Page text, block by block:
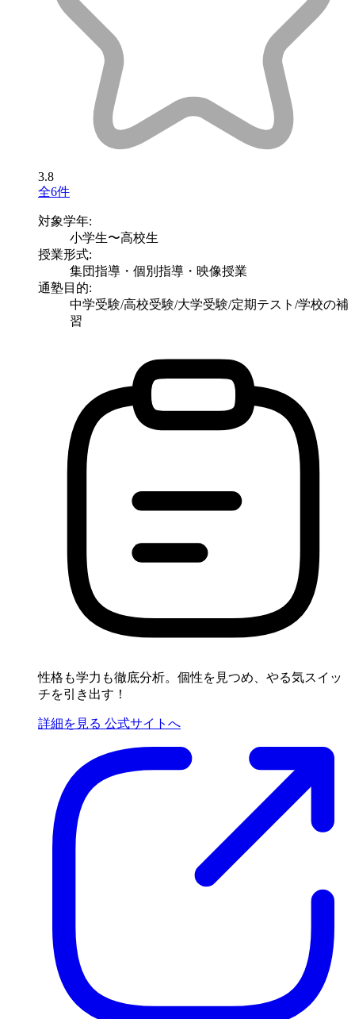
3.8
全6件
対象学年:
小学生〜高校生
授業形式:
集団指導・個別指導・映像授業
通塾目的:
中学受験/高校受験/大学受験/定期テスト/学校の補
習
性格も学力も徹底分析。個性を見つめ、やる気スイッ
チを引き出す！
詳細を見る 公式サイトへ